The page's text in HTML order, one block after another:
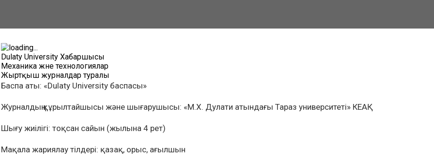
Dulaty University Хабаршысы
Механика және технологиялар
Жыртқыш журналдар туралы
Баспа аты: «Dulaty University баспасы»
Журналдың құрылтайшысы және шығарушысы: «М.Х. Дулати атындағы Тараз университеті» КЕАҚ
Шығу жиілігі: тоқсан сайын (жылына 4 рет)
Мақала жариялау тілдері: қазақ, орыс, ағылшын